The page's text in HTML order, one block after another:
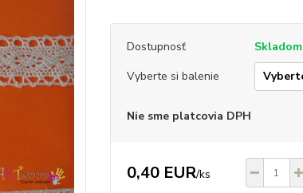
Dostupnosť
Skladom
Vyberte si balenie
Nie sme platcovia DPH
0,40 EUR/ks